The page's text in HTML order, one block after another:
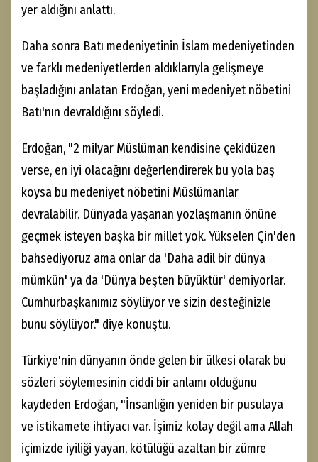
yer aldığını anlattı.
Daha sonra Batı medeniyetinin İslam medeniyetinden
ve farklı medeniyetlerden aldıklarıyla gelişmeye
başladığını anlatan Erdoğan, yeni medeniyet nöbetini
Batı'nın devraldığını söyledi.
Erdoğan, "2 milyar Müslüman kendisine çekidüzen
verse, en iyi olacağını değerlendirerek bu yola baş
koysa bu medeniyet nöbetini Müslümanlar
devralabilir. Dünyada yaşanan yozlaşmanın önüne
geçmek isteyen başka bir millet yok. Yükselen Çin'den
bahsediyoruz ama onlar da 'Daha adil bir dünya
mümkün' ya da 'Dünya beşten büyüktür' demiyorlar.
Cumhurbaşkanımız söylüyor ve sizin desteğinizle
bunu söylüyor." diye konuştu.
Türkiye'nin dünyanın önde gelen bir ülkesi olarak bu
sözleri söylemesinin ciddi bir anlamı olduğunu
kaydeden Erdoğan, "İnsanlığın yeniden bir pusulaya
ve istikamete ihtiyacı var. İşimiz kolay değil ama Allah
içimizde iyiliği yayan, kötülüğü azaltan bir zümre